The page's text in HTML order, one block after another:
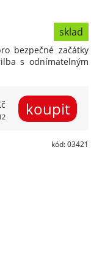
bezpečné začátky
s odnímatelným
sklad
kód: 03421